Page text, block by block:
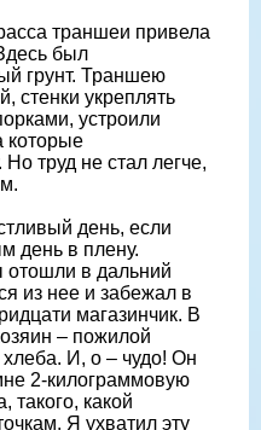
траншеи привела
был
грунт. Траншею
стенки укреплять
устроили
которые
труд не стал легче,
день, если
день в плену.
отошли в дальний
из нее и забежал в
магазинчик. В
– пожилой
И, о – чудо! Он
2-килограммовую
такого, какой
Я ухватил эту